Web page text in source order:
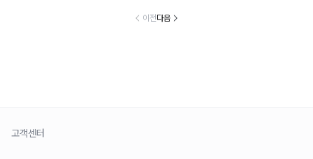
이전다음
고객센터